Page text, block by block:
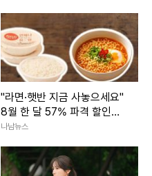
"라면·햇반 지금 사놓으세요"
8월 한 달 57% 파격 할인행
사 3800개 품목 마트
나남뉴스